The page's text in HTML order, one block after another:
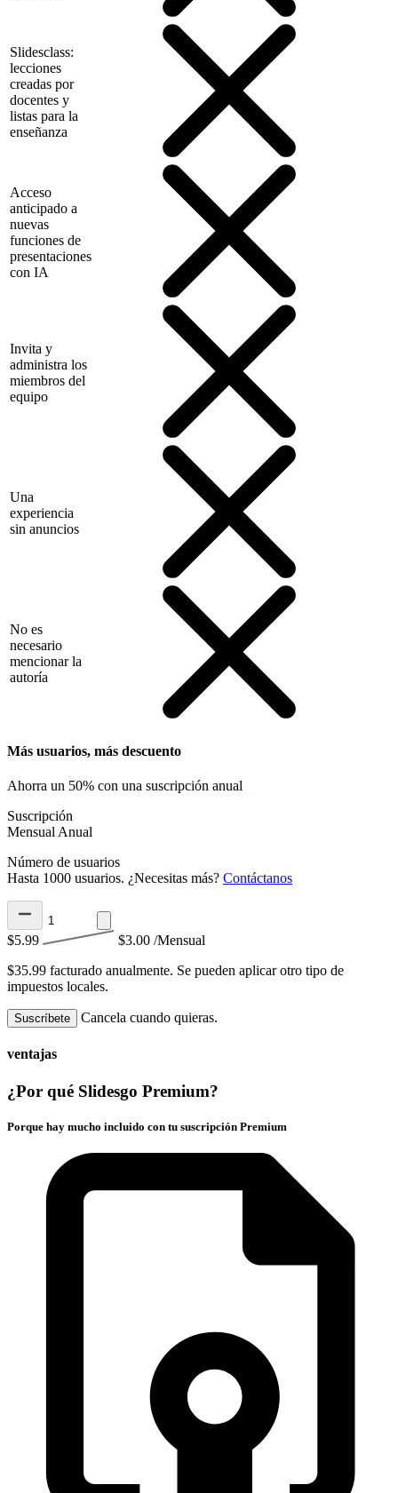
Slidesclass:
lecciones
creadas por
docentes y
listas para la
enseñanza
Acceso
anticipado a
nuevas
funciones de
presentaciones
con IA
Invita y
administra los
miembros del
equipo
Una
experiencia
sin anuncios
No es
necesario
mencionar la
autoría
Más usuarios, más descuento
Ahorra un 50% con una suscripción anual
Suscripción
Mensual Anual
Número de usuarios
Hasta 1000 usuarios. ¿Necesitas más? Contáctanos
$5.99 $3.00 /Mensual
$35.99 facturado anualmente. Se pueden aplicar otro tipo de
impuestos locales.
Suscríbete Cancela cuando quieras.
ventajas
¿Por qué Slidesgo Premium?
Porque hay mucho incluido con tu suscripción Premium